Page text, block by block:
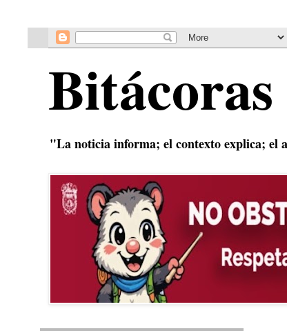
"La noticia informa; el contexto explica; el